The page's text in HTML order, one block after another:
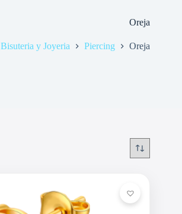
Oreja
Bisuteria y Joyeria Piercing Oreja